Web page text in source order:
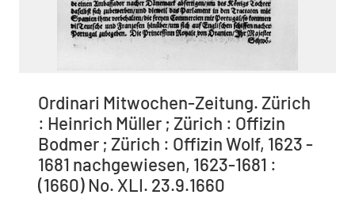
Ordinari Mitwochen-Zeitung. Zürich
: Heinrich Müller ; Zürich : Offizin
Bodmer ; Zürich : Offizin Wolf, 1623 -
1681 nachgewiesen, 1623-1681 :
(1660) No. XLI. 23.9.1660